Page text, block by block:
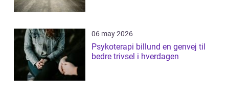
06 may 2026
Psykoterapi billund en genvej til
bedre trivsel i hverdagen